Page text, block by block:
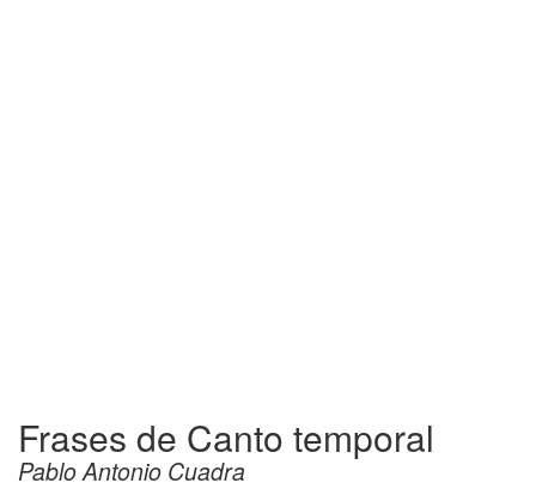
Frases de Canto temporal
Pablo Antonio Cuadra